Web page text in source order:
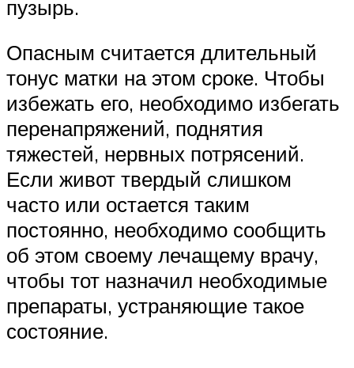
пузырь.
Опасным считается длительный
тонус матки на этом сроке. Чтобы
избежать его, необходимо избегать
перенапряжений, поднятия
тяжестей, нервных потрясений.
Если живот твердый слишком
часто или остается таким
постоянно, необходимо сообщить
об этом своему лечащему врачу,
чтобы тот назначил необходимые
препараты, устраняющие такое
состояние.